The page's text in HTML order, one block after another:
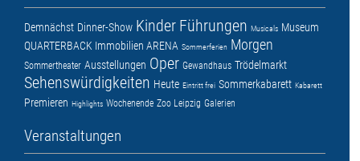
Demnächst Dinner-Show Kinder Führungen Musicals Museum
QUARTERBACK Immobilien ARENA Sommerferien Morgen
Sommertheater Ausstellungen Oper Gewandhaus Trödelmarkt
Sehenswürdigkeiten Heute Eintritt frei Sommerkabarett Kabarett
Premieren Highlights Wochenende Zoo Leipzig Galerien
Veranstaltungen